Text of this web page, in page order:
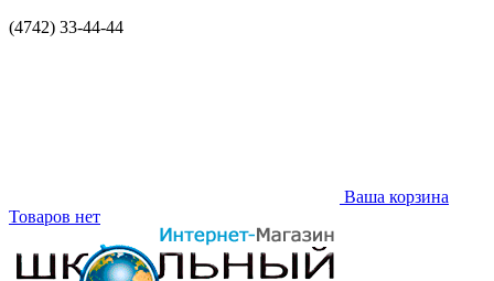
(4742) 33-44-44
Ваша корзина
Товаров нет